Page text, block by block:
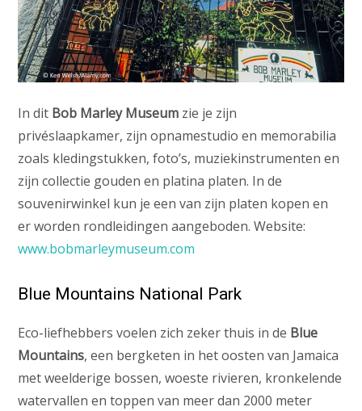
In dit Bob Marley Museum zie je zijn
privéslaapkamer, zijn opnamestudio en memorabilia
zoals kledingstukken, foto’s, muziekinstrumenten en
zijn collectie gouden en platina platen. In de
souvenirwinkel kun je een van zijn platen kopen en
er worden rondleidingen aangeboden. Website:
www.bobmarleymuseum.com
Blue Mountains National Park
Eco-liefhebbers voelen zich zeker thuis in de Blue
Mountains, een bergketen in het oosten van Jamaica
met weelderige bossen, woeste rivieren, kronkelende
watervallen en toppen van meer dan 2000 meter